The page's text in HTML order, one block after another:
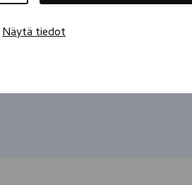
Näytä tiedot